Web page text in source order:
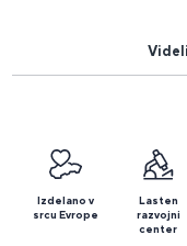
Izdelano v
srcu Evrope
Lasten
razvojni
center